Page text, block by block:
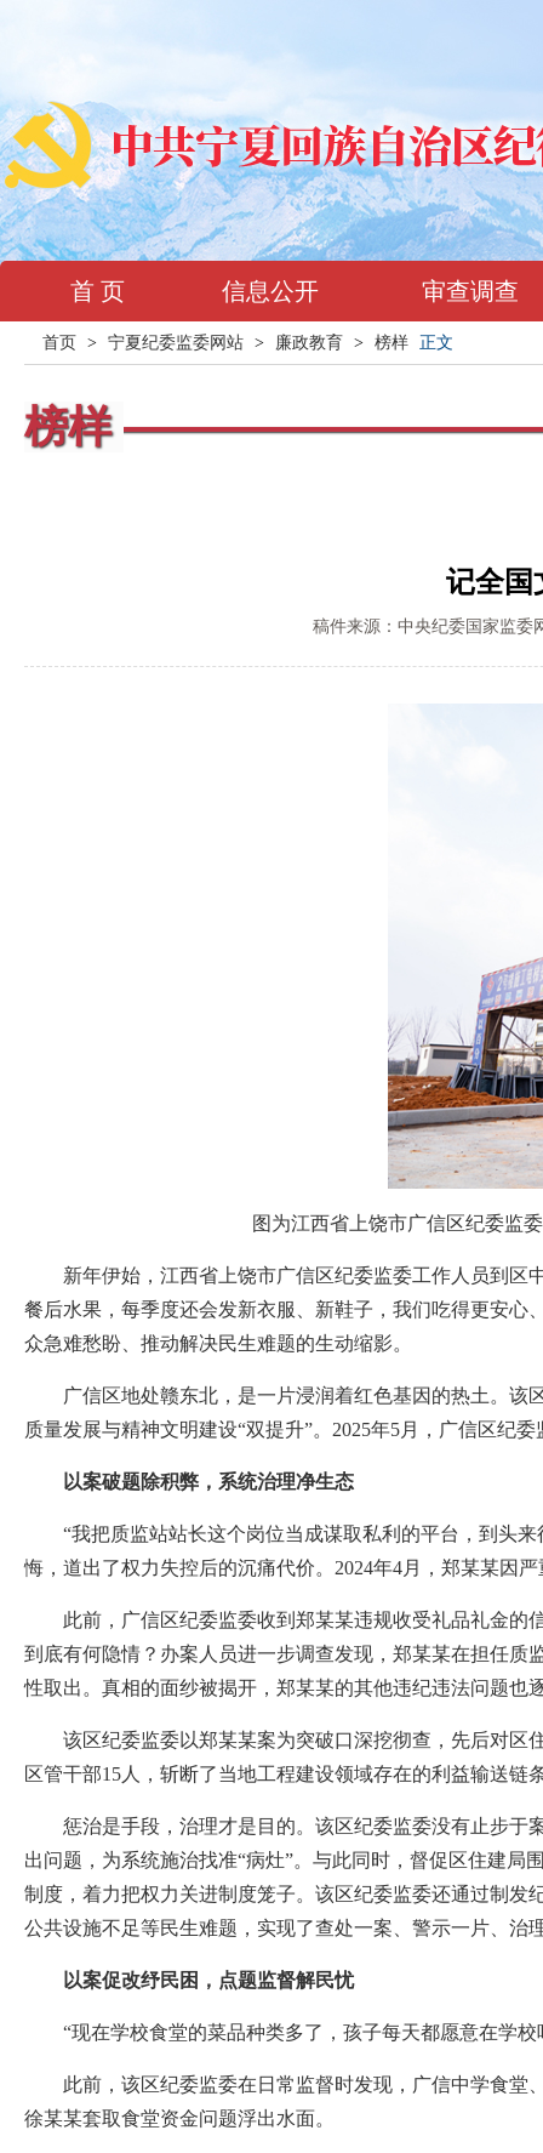
首 页 信息公开 审查调查
首页 > 宁夏纪委监委网站 > 廉政教育 > 榜样 正文
榜样
记全国
稿件来源：中央纪委国家监委
图为江西省上饶市广信区纪委监
新年伊始，江西省上饶市广信区纪委监委工作人员到区
餐后水果，每季度还会发新衣服、新鞋子，我们吃得更安
众急难愁盼、推动解决民生难题的生动缩影。
广信区地处赣东北，是一片浸润着红色基因的热土。该
质量发展与精神文明建设“双提升”。2025年5月，广信区纪
以案破题除积弊，系统治理净生态
“我把质监站站长这个岗位当成谋取私利的平台，到头来
悔，道出了权力失控后的沉痛代价。2024年4月，郑某某因
此前，广信区纪委监委收到郑某某违规收受礼品礼金的
到底有何隐情？办案人员进一步调查发现，郑某某在担任
性取出。真相的面纱被揭开，郑某某的其他违纪违法问题也
该区纪委监委以郑某某案为突破口深挖彻查，先后对区住
区管干部15人，斩断了当地工程建设领域存在的利益输送链
惩治是手段，治理才是目的。该区纪委监委没有止步于案
出问题，为系统施治找准“病灶”。与此同时，督促区住建
制度，着力把权力关进制度笼子。该区纪委监委还通过制发
公共设施不足等民生难题，实现了查处一案、警示一片、治
以案促改纾民困，点题监督解民忧
“现在学校食堂的菜品种类多了，孩子每天都愿意在学校
此前，该区纪委监委在日常监督时发现，广信中学食堂
徐某某套取食堂资金问题浮出水面。